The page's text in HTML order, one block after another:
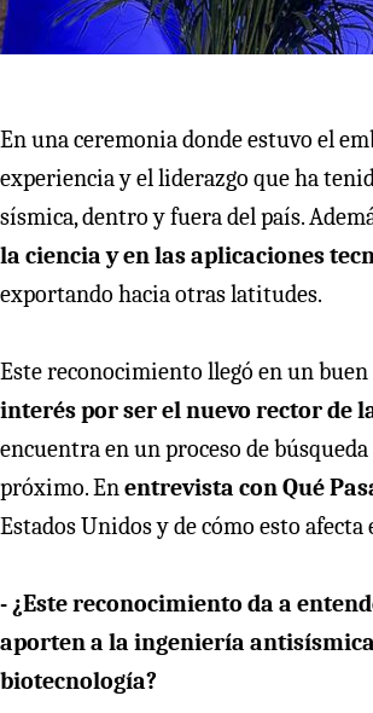
En una ceremonia donde estuvo el
experiencia y el liderazgo que ha
sísmica, dentro y fuera del país.
la ciencia y en las aplicaciones
exportando hacia otras latitudes.
Este reconocimiento llegó en un
interés por ser el nuevo rector de
encuentra en un proceso de
próximo. Enentrevista con Qué
Estados Unidos y de cómo esto
- ¿Este reconocimiento da a
aporten a la ingeniería
biotecnología?